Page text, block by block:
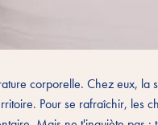
corporelle. Chez eux, la
Pour se rafraîchir, les